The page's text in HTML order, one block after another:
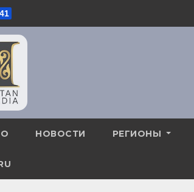
НОВОСТИ РЕГИОНЫ